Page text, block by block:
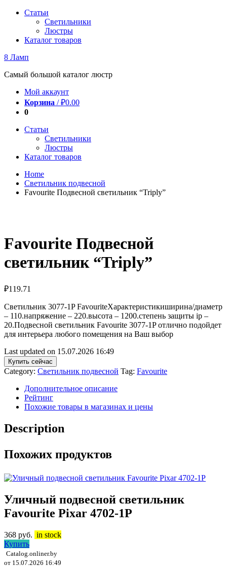
Перейти
содержимому
Статьи
Светильники
Люстры
Каталог товаров
8 Ламп
Самый большой каталог люстр
Мой аккаунт
Корзина /₽0.00
0
Статьи
Светильники
Люстры
Каталог товаров
Home
Светильник подвесной
Favourite Подвесной светильник “Triply”
Favourite Подвесной
светильник “Triply”
₽119.71
Светильник 3077-1P FavouriteХарактеристикиширина/диаметр
– 110.напряжение – 220.высота – 1200.степень защиты ip –
20.Подвесной светильник Favourite 3077-1P отлично подойдет
для интерьера любого помещения на Ваш выбор
Last updated on 15.07.2026 16:49
Купить сейчас
Category: Светильник подвесной Tag: Favourite
Дополнительное описание
Рейтинг
Похожие товары в магазинах и цены
Description
Похожих продуктов
Уличный подвесной светильник
Favourite Pixar 4702-1P
368 руб. in stock
Купить
Catalog.onliner.by
от 15.07.2026 16:49